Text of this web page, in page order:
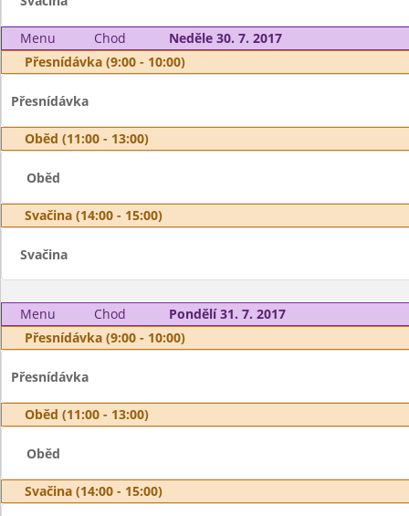
Menu Chod
Neděle 30. 7. 2017
Přesnídávka (9:00 - 10:00)
Přesnídávka
Oběd (11:00 - 13:00)
Oběd
Svačina (14:00 - 15:00)
Svačina
Menu Chod
Pondělí 31. 7. 2017
Přesnídávka (9:00 - 10:00)
Přesnídávka
Oběd (11:00 - 13:00)
Oběd
Svačina (14:00 - 15:00)